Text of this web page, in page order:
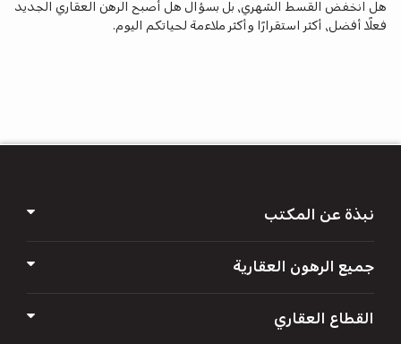
هل انخفض القسط الشهري، بل بسؤال هل أصبح الرهن العقاري الجديد
فعلًا أفضل، أكثر استقرارًا وأكثر ملاءمة لحياتكم اليوم.
نبذة عن المكتب
جميع الرهون العقارية
القطاع العقاري